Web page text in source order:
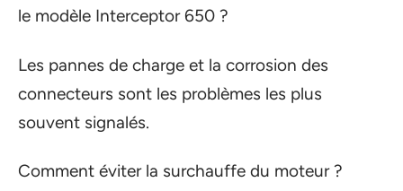
le modèle Interceptor 650 ?
Les pannes de charge et la corrosion des
connecteurs sont les problèmes les plus
souvent signalés.
Comment éviter la surchauffe du moteur ?